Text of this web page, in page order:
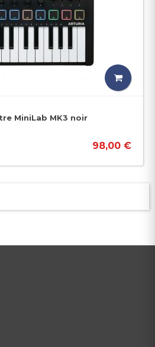
MiniLab MK3 noir
98,00 €